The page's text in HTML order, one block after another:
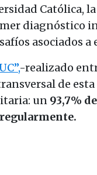
Católica,
diagnóstico
asociados a
-realizado
de
un 93,7%